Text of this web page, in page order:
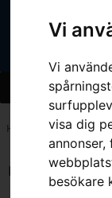
Vi
Vi
visa dig
besökare
Hem 50 cm
Endast ett